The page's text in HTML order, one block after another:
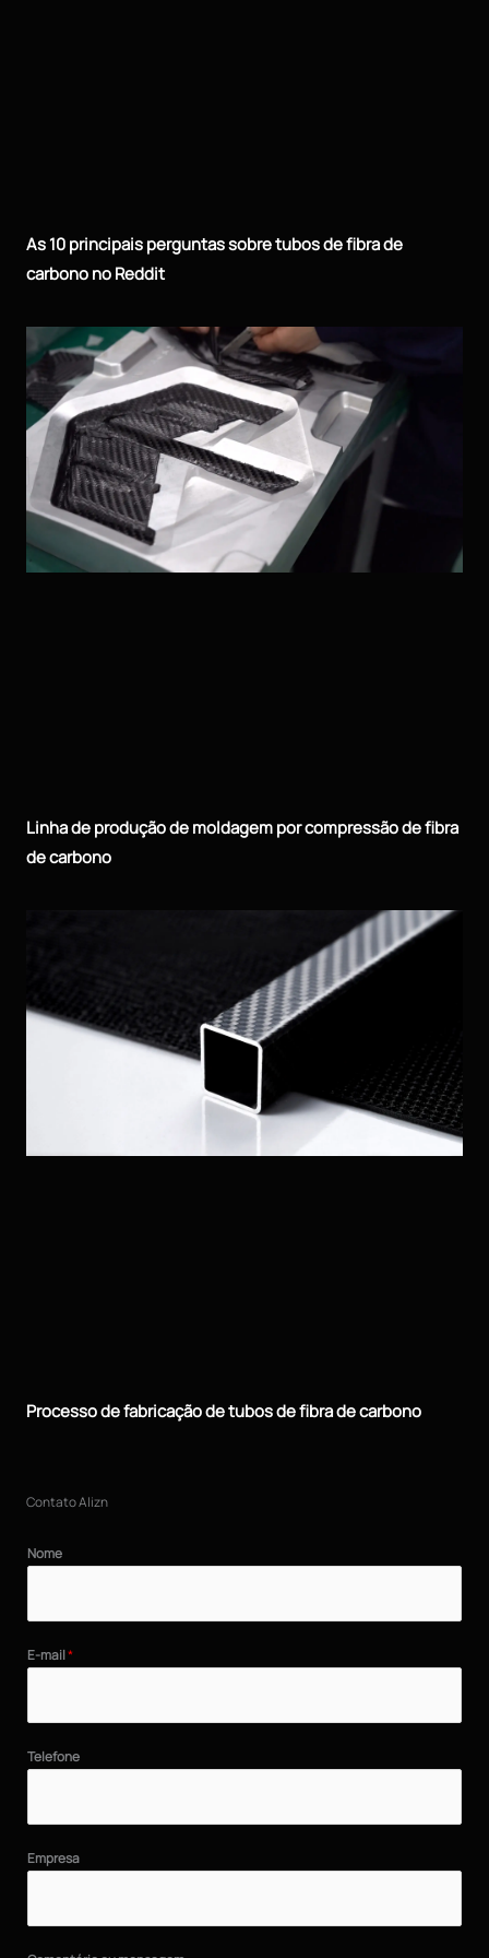
As 10 principais perguntas sobre tubos de fibra de
carbono no Reddit
Linha de produção de moldagem por compressão de fibra
de carbono
Processo de fabricação de tubos de fibra de carbono
Contato Alizn
Nome
E-mail*
Telefone
Empresa